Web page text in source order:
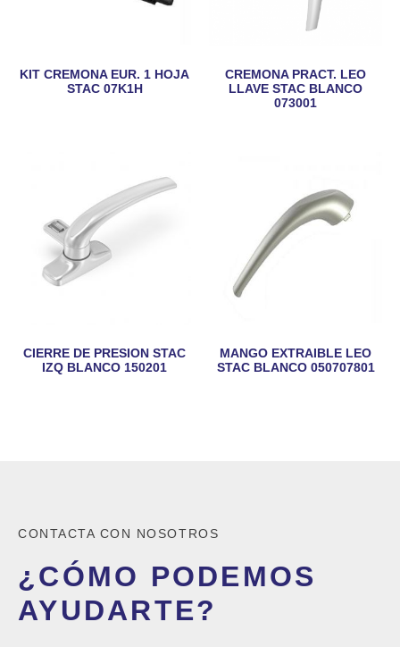
KIT CREMONA EUR. 1 HOJA
STAC 07K1H
CREMONA PRACT. LEO
LLAVE STAC BLANCO
073001
CIERRE DE PRESION STAC
IZQ BLANCO 150201
MANGO EXTRAIBLE LEO
STAC BLANCO 050707801
CONTACTA CON NOSOTROS
¿CÓMO PODEMOS
AYUDARTE?